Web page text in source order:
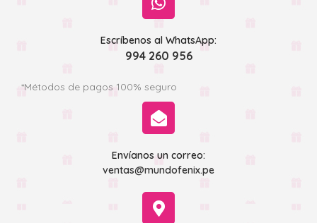
Escríbenos al WhatsApp:
994 260 956
*Métodos de pagos 100% seguro
Envíanos un correo:
ventas@mundofenix.pe